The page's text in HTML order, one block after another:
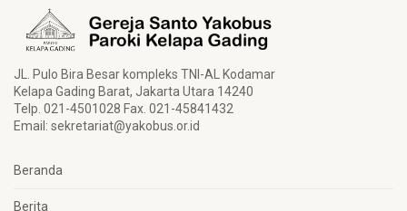
JL. Pulo Bira Besar kompleks TNI-AL Kodamar
Kelapa Gading Barat, Jakarta Utara 14240
Telp. 021-4501028 Fax. 021-45841432
Email: sekretariat@yakobus.or.id
Beranda
Berita